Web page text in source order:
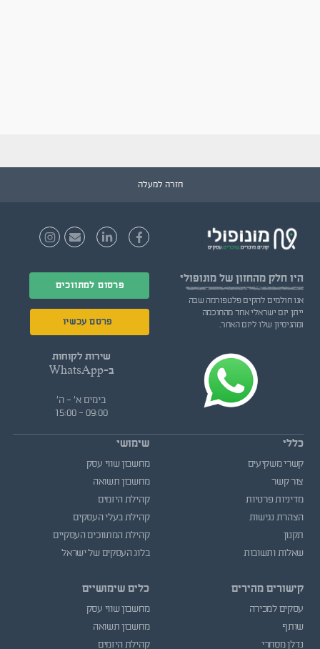
חזרה למעלה
היו חלק מהחזון של מונופולי
אנו חולמים להקים פלטפורמה שבה
ייתן יזם ישראלי אחד מהחוכמה
ומהניסיון שלו ליזם האחר.
פרסום למתווכים
פרסם עכשיו
שירות לקוחות
ב-WhatsApp
בימים א' - ה'
09:00 - 15:00
כללי
קשרי משקיעים
צור קשר
מדיניות פרטיות
הצהרת נגישות
תקנון
שאלות ותשובות
קישורים מהירים
עסקים למכירה
שותף
נדלן מסחרי
שימושי
מחשבון שווי עסק
מחשבון תשואה
קהילת היזמים
קהילת בעלי העסקים
קהילת המתווכים העסקיים
בלוג העסקים של ישראל
כלים שימושיים
מחשבון שווי עסק
מחשבון תשואה
קהילת היזמים